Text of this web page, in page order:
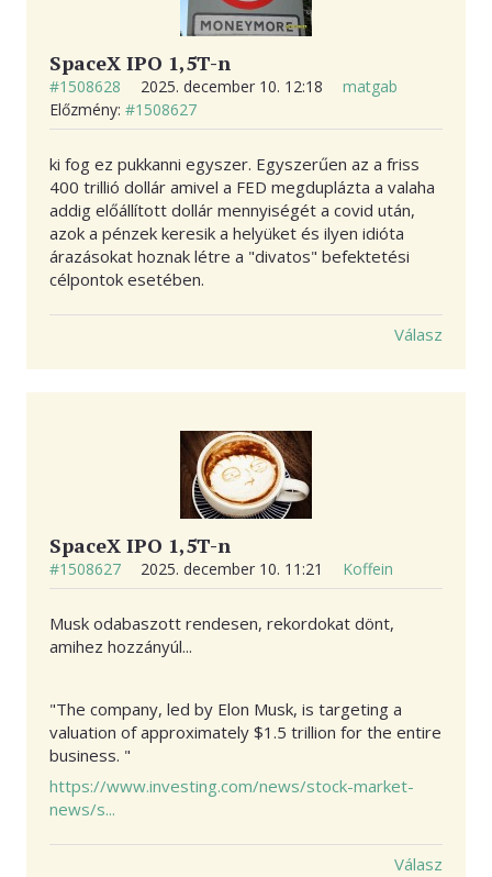
SpaceX IPO 1,5T-n
#1508628 2025. december 10. 12:18
matgab
Előzmény: #1508627
ki fog ez pukkanni egyszer. Egyszerűen az a friss
400 trillió dollár amivel a FED megduplázta a valaha
addig előállított dollár mennyiségét a covid után,
azok a pénzek keresik a helyüket és ilyen idióta
árazásokat hoznak létre a "divatos" befektetési
célpontok esetében.
Válasz
SpaceX IPO 1,5T-n
#1508627 2025. december 10. 11:21 Koffein
Musk odabaszott rendesen, rekordokat dönt,
amihez hozzányúl...
"The company, led by Elon Musk, is targeting a
valuation of approximately $1.5 trillion for the entire
business. "
https://www.investing.com/news/stock-market-
news/s...
Válasz